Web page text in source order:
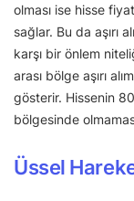
olması ise hisse
sağlar. Bu da aşırı
karşı bir önlem
arası bölge aşırı
gösterir. Hissenin 80
bölgesinde
Üssel